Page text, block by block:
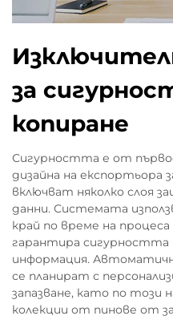
за
копиране
Сигурността е от
дизайна на експортьора
включват няколко слоя
данни. Системата
край по време на
гарантира
информация.
се планират с
запазване, като по този
колекции от пинове от